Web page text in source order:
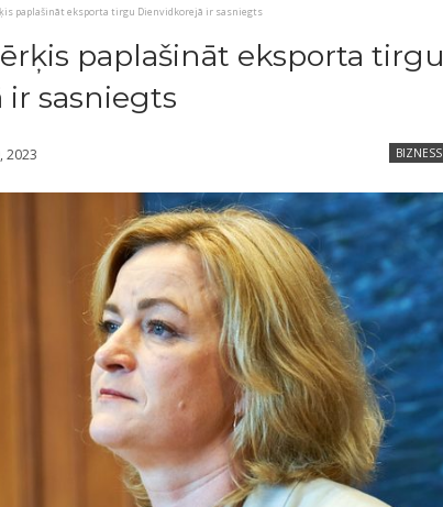
paplašināt eksporta tirgu Dienvidkorejā ir sasniegts
paplašināt eksporta tirgu
ir sasniegts
BIZNESS
2023